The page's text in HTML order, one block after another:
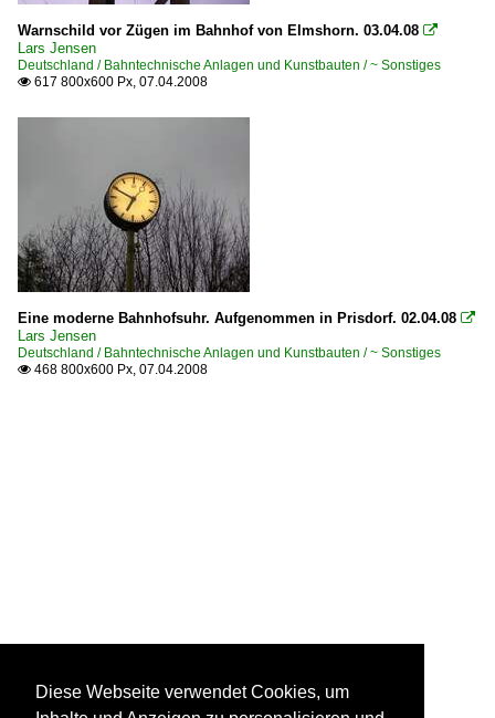
Warnschild vor Zügen im Bahnhof von Elmshorn. 03.04.08 
Lars Jensen
Deutschland / Bahntechnische Anlagen und Kunstbauten / ~ Sonstiges
 617 800x600 Px, 07.04.2008
Eine moderne Bahnhofsuhr. Aufgenommen in Prisdorf. 02.04.08 
Lars Jensen
Deutschland / Bahntechnische Anlagen und Kunstbauten / ~ Sonstiges
 468 800x600 Px, 07.04.2008
Diese Webseite verwendet Cookies, um